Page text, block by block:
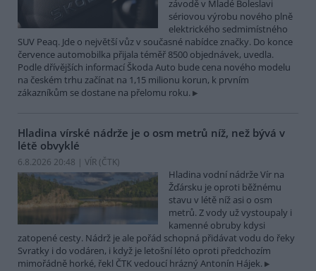
závodě v Mladé Boleslavi
sériovou výrobu nového plně
elektrického sedmimístného
SUV Peaq. Jde o největší vůz v současné nabídce značky. Do konce
července automobilka přijala téměř 8500 objednávek, uvedla.
Podle dřívějších informací Škoda Auto bude cena nového modelu
na českém trhu začínat na 1,15 milionu korun, k prvním
zákazníkům se dostane na přelomu roku.
Hladina vírské nádrže je o osm metrů níž, než bývá v
létě obvyklé
6.8.2026 20:48 | VÍR (ČTK)
Hladina vodní nádrže Vír na
Žďársku je oproti běžnému
stavu v létě níž asi o osm
metrů. Z vody už vystoupaly i
kamenné obruby kdysi
zatopené cesty. Nádrž je ale pořád schopná přidávat vodu do řeky
Svratky i do vodáren, i když je letošní léto oproti předchozím
mimořádně horké, řekl ČTK vedoucí hrázný Antonín Hájek.